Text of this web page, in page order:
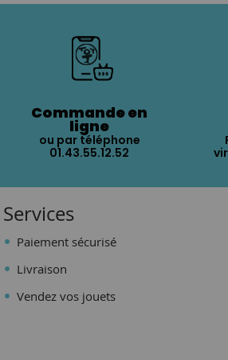
Commande en
ligne
ou par téléphone
01.43.55.12.52
Services
Paiement sécurisé
Livraison
Vendez vos jouets